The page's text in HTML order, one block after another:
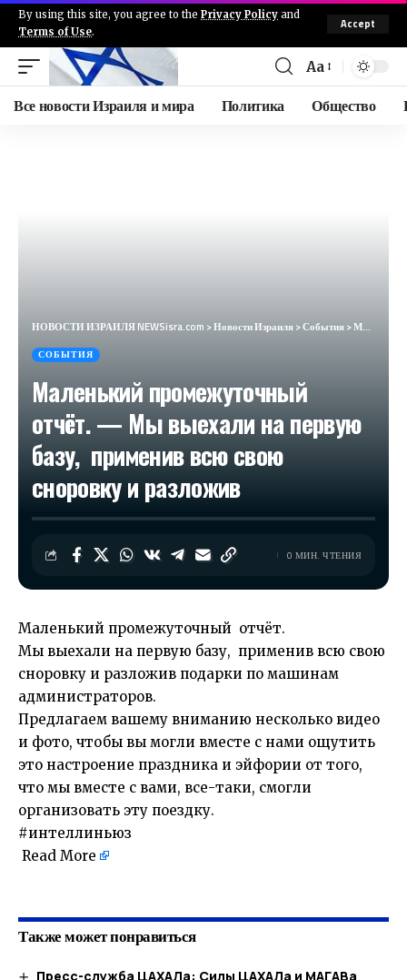
By using this site, you agree to the Privacy Policy and
Terms of Use.
Accept
Aa
Все новости Израиля и мира Политика Общество
НОВОСТИ ИЗРАИЛЯ NEWSisra.com >Новости Израиля>События>Маленький промежуточный отчёт. — Мы выехали на первую базу, применив всю свою сноровку и разложив
СОБЫТИЯ
Маленький промежуточный
отчёт. — Мы выехали на первую
базу, применив всю свою
сноровку и разложив
0 МИН. ЧТЕНИЯ
Маленький промежуточный отчёт.
Мы выехали на первую базу, применив всю свою
сноровку и разложив подарки по машинам
администраторов.
Предлагаем вашему вниманию несколько видео
и фото, чтобы вы могли вместе с нами ощутить
это настроение праздника и эйфории от того,
что мы вместе с вами, все-таки, смогли
организовать эту поездку.
#интеллиньюз
Read More
Также может понравиться
Пресс-служба ЦАХАЛа: Силы ЦАХАЛа и МАГАВа